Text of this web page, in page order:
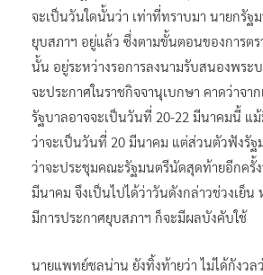
จะเป็นวันใดนั้นว่า เท่าที่ทราบมา นายกรัฐ
ยุบสภาฯ อยู่แล้ว ซึ่งตามขั้นตอนของการต
นั้น อยู่ระหว่างรอการลงนามรับสนองพระ
จะประกาศในราชกิจจานุเบกษา คาดว่าจา
รัฐบาลอาจจะเป็นวันที่ 20-22 มีนาคมนี้ แ
ว่าจะเป็นวันที่ 20 มีนาคม แต่ส่วนตัวฟังรัฐ
ว่าจะประชุมคณะรัฐมนตรีนัดสุดท้ายอีกครั้
มีนาคม จึงเป็นไปได้ว่าวันดังกล่าวช่วงเย็น
มีการประกาศยุบสภาฯ ก็จะมีผลบังคับใช้
นายแพทย์ชลน่าน ยังทิ้งท้ายว่า ไม่ได้กังวล